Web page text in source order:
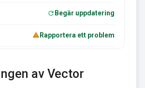
Begär uppdatering
Rapportera ett problem
av Vector